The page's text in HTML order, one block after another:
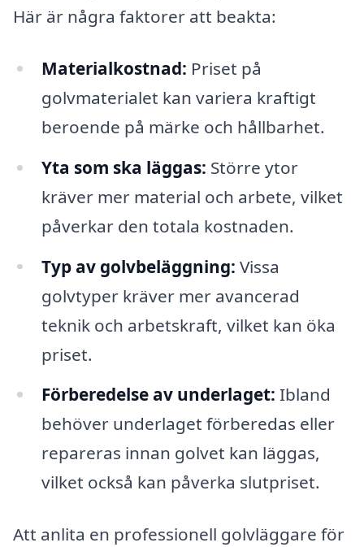
Här är några faktorer att beakta:
Materialkostnad: Priset på
golvmaterialet kan variera kraftigt
beroende på märke och hållbarhet.
Yta som ska läggas: Större ytor
kräver mer material och arbete, vilket
påverkar den totala kostnaden.
Typ av golvbeläggning: Vissa
golvtyper kräver mer avancerad
teknik och arbetskraft, vilket kan öka
priset.
Förberedelse av underlaget: Ibland
behöver underlaget förberedas eller
repareras innan golvet kan läggas,
vilket också kan påverka slutpriset.
Att anlita en professionell golvläggare för